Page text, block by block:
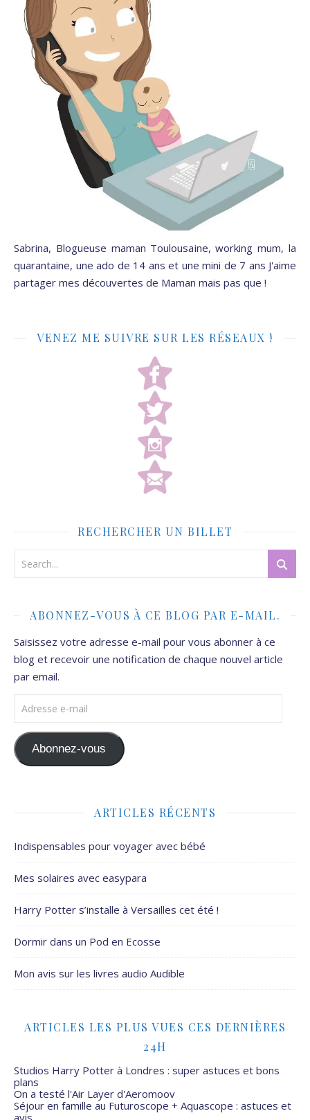
Sabrina, Blogueuse maman Toulousaine, working mum, la
quarantaine, une ado de 14 ans et une mini de 7 ans J'aime
partager mes découvertes de Maman mais pas que !
VENEZ ME SUIVRE SUR LES RÉSEAUX !
RECHERCHER UN BILLET
ABONNEZ-VOUS À CE BLOG PAR E-MAIL.
Saisissez votre adresse e-mail pour vous abonner à ce
blog et recevoir une notification de chaque nouvel article
par email.
Adresse e-mail
Abonnez-vous
ARTICLES RÉCENTS
Indispensables pour voyager avec bébé
Mes solaires avec easypara
Harry Potter s’installe à Versailles cet été !
Dormir dans un Pod en Ecosse
Mon avis sur les livres audio Audible
ARTICLES LES PLUS VUES CES DERNIÈRES
24H
Studios Harry Potter à Londres : super astuces et bons
plans
On a testé l'Air Layer d'Aeromoov
Séjour en famille au Futuroscope + Aquascope : astuces et